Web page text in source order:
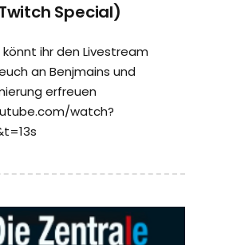
Special)
könnt ihr den Livestream
an Benjmains und
erfreuen
watch?